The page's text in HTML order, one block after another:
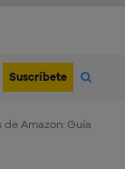
Suscríbete
Amazon: Guía